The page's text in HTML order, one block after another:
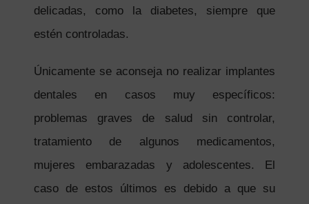
delicadas, como la diabetes, siempre que
estén controladas.
Únicamente se aconseja no realizar implantes
dentales en casos muy específicos:
problemas graves de salud sin controlar,
tratamiento de algunos medicamentos,
mujeres embarazadas y adolescentes. El
caso de estos últimos es debido a que su